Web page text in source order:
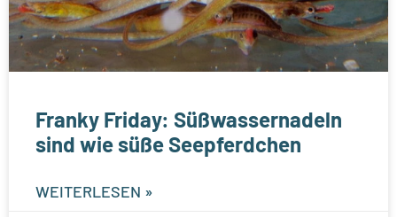
Franky Friday: Süßwassernadeln
sind wie süße Seepferdchen
WEITERLESEN »